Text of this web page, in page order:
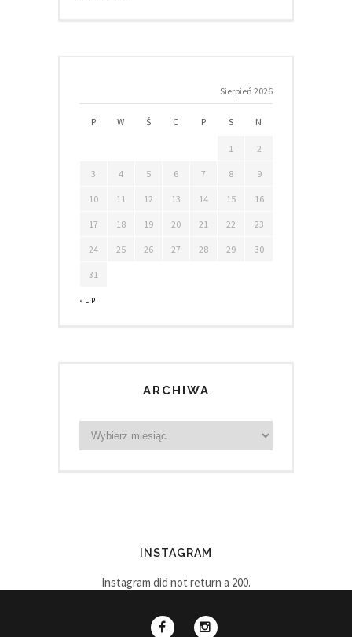
Sierpień 2026
P W Ś C P S N
« LIP
1 2
3 4 5 6 7 8 9
10 11 12 13 14 15 16
17 18 19 20 21 22 23
24 25 26 27 28 29 30
31
ARCHIWA
INSTAGRAM
Instagram did not return a 200.